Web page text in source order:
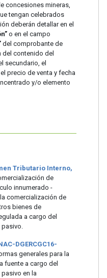
concesiones mineras,
tengan celebrados
deberán detallar en el
o en el campo
del comprobante de
del contenido del
secundario, el
precio de venta y fecha
y/o elemento
Tributario Interno,
de
innumerado -
comercialización de
bienes de
a cargo del
DGERCGC16-
generales para la
fuente a cargo del
en la